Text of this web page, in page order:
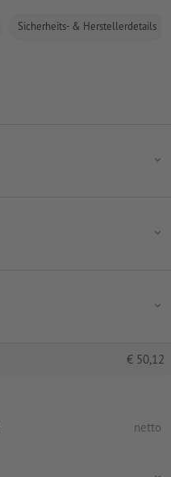
Sicherheits- & Herstellerdetails
€ 50,12
netto